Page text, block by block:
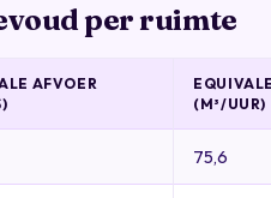
per ruimte
AFVOER
(M³/UUR)
75,6